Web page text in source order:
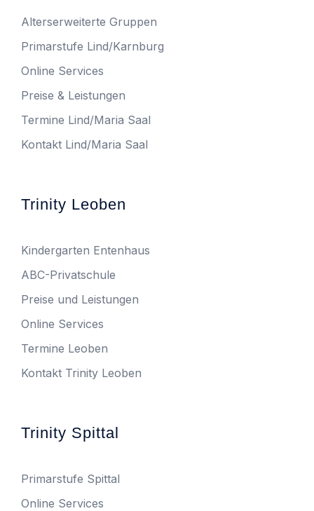
Alterserweiterte Gruppen
Primarstufe Lind/Karnburg
Online Services
Preise & Leistungen
Termine Lind/Maria Saal
Kontakt Lind/Maria Saal
Trinity Leoben
Kindergarten Entenhaus
ABC-Privatschule
Preise und Leistungen
Online Services
Termine Leoben
Kontakt Trinity Leoben
Trinity Spittal
Primarstufe Spittal
Online Services